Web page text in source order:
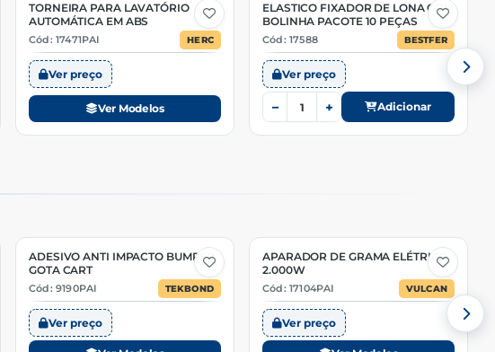
3 Opções
TORNEIRA PARA LAVATÓRIO
AUTOMÁTICA EM ABS
Cód: 17471PAI HERC
Ver preço
Ver Modelos
ELASTICO FIXADOR DE LONA COM
BOLINHA PACOTE 10 PEÇAS
Cód: 17588 BESTFER
Ver preço
− + Adicionar
2 Opções
ADESIVO ANTI IMPACTO BUMPER
GOTA CART
Cód: 9190PAI TEKBOND
Ver preço
2 Opções
APARADOR DE GRAMA ELÉTRICO
2.000W
Cód: 17104PAI VULCAN
Ver preço